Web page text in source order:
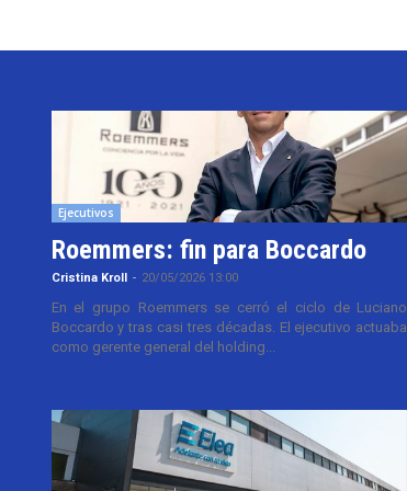
Ejecutivos
Roemmers: fin para Boccardo
Cristina Kroll - 20/05/2026 13:00
En el grupo Roemmers se cerró el ciclo de Luciano
Boccardo y tras casi tres décadas. El ejecutivo actuaba
como gerente general del holding...